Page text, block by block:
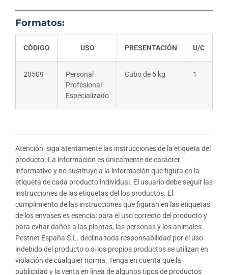
Formatos:
CÓDIGO USO PRESENTACIÓN U/C
20509
Personal
Profesional
Especializado
Cubo de 5 kg 1
Atención: siga atentamente las instrucciones de la etiqueta del
producto. La información es únicamente de carácter
informativo y no sustituye a la información que figura en la
etiqueta de cada producto individual. El usuario debe seguir las
instrucciones de las etiquetas del los productos. El
cumplimiento de las instrucciones que figuran en las etiquetas
de los envases es esencial para el uso correcto del producto y
para evitar daños a las plantas, las personas y los animales.
Pestnet España S.L. declina toda responsabilidad por el uso
indebido del producto o si los propios productos se utilizan en
violación de cualquier norma. Tenga en cuenta que la
publicidad y la venta en línea de algunos tipos de productos